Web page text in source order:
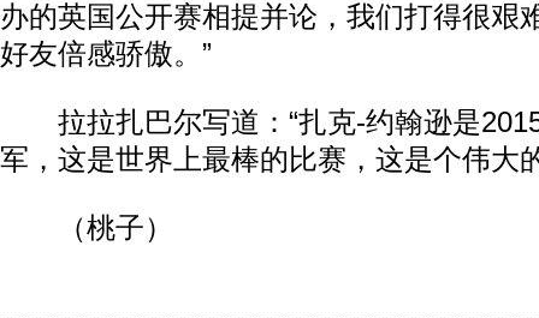
办的英国公开赛相提并论，我们打得很艰
好友倍感骄傲。”
拉拉扎巴尔写道：“扎克-约翰逊是
军，这是世界上最棒的比赛，这是个伟大
（桃子）